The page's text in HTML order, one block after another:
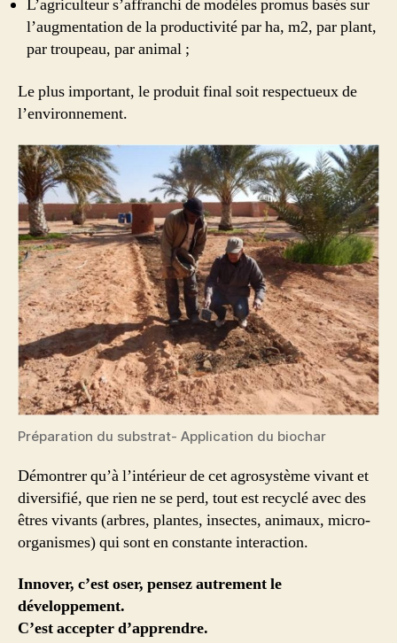
L’agriculteur s’affranchi de modèles promus basés sur
l’augmentation de la productivité par ha, m2, par plant,
par troupeau, par animal ;
Le plus important, le produit final soit respectueux de
l’environnement.
Préparation du substrat- Application du biochar
Démontrer qu’à l’intérieur de cet agrosystème vivant et
diversifié, que rien ne se perd, tout est recyclé avec des
êtres vivants (arbres, plantes, insectes, animaux, micro-
organismes) qui sont en constante interaction.
Innover, c’est oser, pensez autrement le
développement.
C’est accepter d’apprendre.